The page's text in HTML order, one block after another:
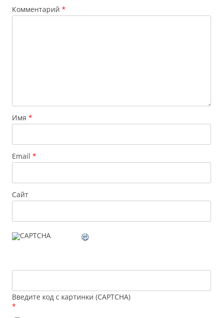
Комментарий *
Имя *
Email *
Сайт
Введите код с картинки (CAPTCHA)
*